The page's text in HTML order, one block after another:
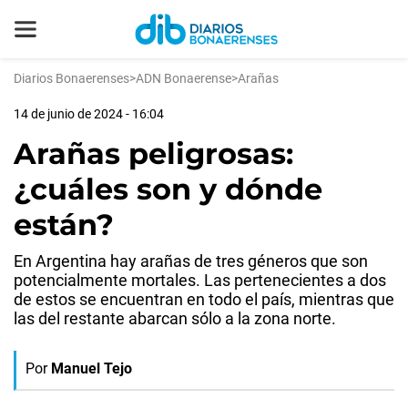
Diarios Bonaerenses>ADN Bonaerense>Arañas
14 de junio de 2024 - 16:04
Arañas peligrosas:
¿cuáles son y dónde
están?
En Argentina hay arañas de tres géneros que son
potencialmente mortales. Las pertenecientes a dos
de estos se encuentran en todo el país, mientras que
las del restante abarcan sólo a la zona norte.
Por Manuel Tejo